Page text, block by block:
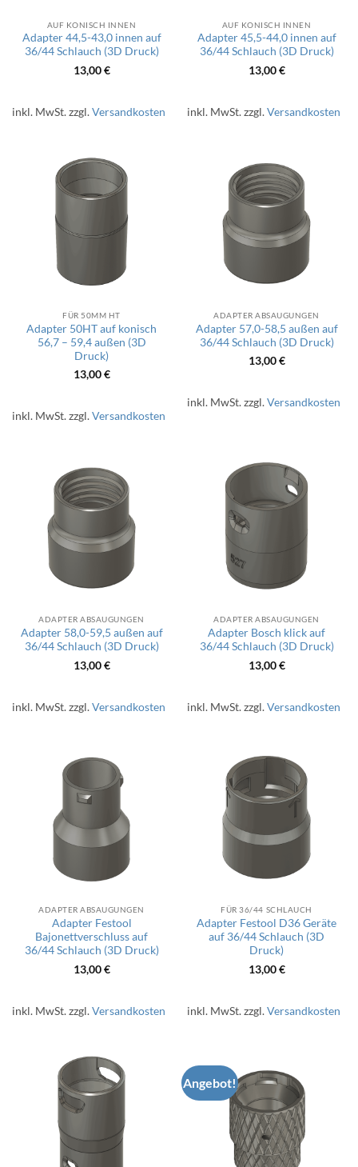
AUF KONISCH INNEN
Adapter 44,5-43,0 innen auf
36/44 Schlauch (3D Druck)
13,00€
inkl. MwSt.zzgl.Versandkosten
AUF KONISCH INNEN
Adapter 45,5-44,0 innen auf
36/44 Schlauch (3D Druck)
13,00€
inkl. MwSt.zzgl.Versandkosten
FÜR 50MM HT
Adapter 50HT auf konisch
56,7 – 59,4 außen (3D
Druck)
13,00€
inkl. MwSt.zzgl.Versandkosten
ADAPTER ABSAUGUNGEN
Adapter 57,0-58,5 außen auf
36/44 Schlauch (3D Druck)
13,00€
inkl. MwSt.zzgl.Versandkosten
ADAPTER ABSAUGUNGEN
Adapter 58,0-59,5 außen auf
36/44 Schlauch (3D Druck)
13,00€
inkl. MwSt.zzgl.Versandkosten
ADAPTER ABSAUGUNGEN
Adapter Bosch klick auf
36/44 Schlauch (3D Druck)
13,00€
inkl. MwSt.zzgl.Versandkosten
ADAPTER ABSAUGUNGEN
Adapter Festool
Bajonettverschluss auf
36/44 Schlauch (3D Druck)
13,00€
inkl. MwSt.zzgl.Versandkosten
FÜR 36/44 SCHLAUCH
Adapter Festool D36 Geräte
auf 36/44 Schlauch (3D
Druck)
13,00€
inkl. MwSt.zzgl.Versandkosten
Angebot!